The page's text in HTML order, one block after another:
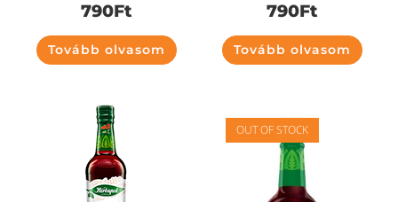
790Ft
Tovább olvasom
790Ft
Tovább olvasom
OUT OF STOCK